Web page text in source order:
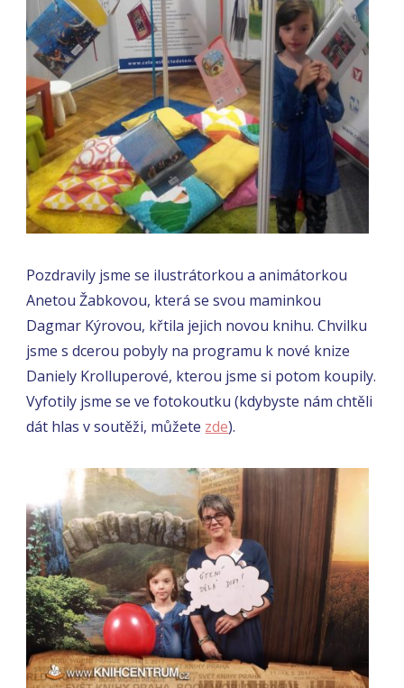
Pozdravily jsme se ilustrátorkou a animátorkou
Anetou Žabkovou, která se svou maminkou
Dagmar Kýrovou, křtila jejich novou knihu. Chvilku
jsme s dcerou pobyly na programu k nové knize
Daniely Krolluperové, kterou jsme si potom koupily.
Vyfotily jsme se ve fotokoutku (kdybyste nám chtěli
dát hlas v soutěži, můžete zde).